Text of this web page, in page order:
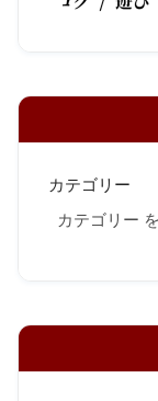
カテゴリー